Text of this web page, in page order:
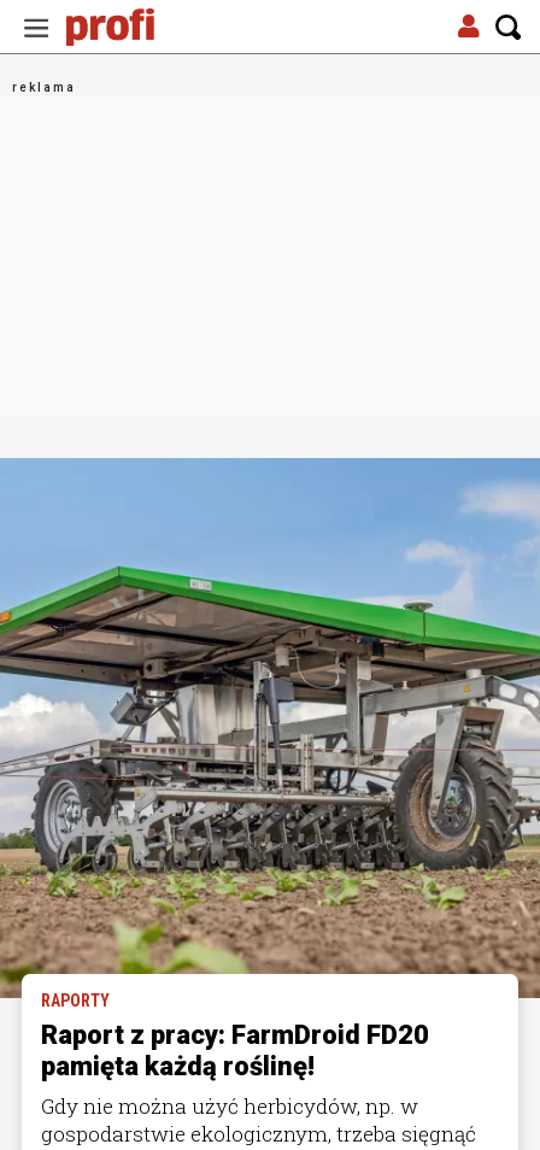
RAPORTY
Raport z pracy: FarmDroid FD20
pamięta każdą roślinę!
Gdy nie można użyć herbicydów, np. w
gospodarstwie ekologicznym, trzeba sięgnąć